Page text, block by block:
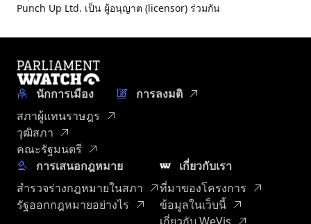
Punch Up Ltd. เป็น ผู้อนุญาต (licensor) ร่วมกัน
นักการเมือง
สภาผู้แทนราษฎร
วุฒิสภา
คณะรัฐมนตรี
การลงมติ
การเสนอกฎหมาย
สำรวจร่างกฎหมายในสภา
รัฐออกกฎหมายอย่างไร
เกี่ยวกับเรา
ที่มาของโครงการ
ข้อมูลในเว็บนี้